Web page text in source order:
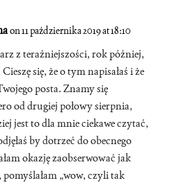
on 11 października 2019 at 18:10
z teraźniejszości, rok później,
się, że o tym napisałaś i że
posta. Znamy się
od drugiej połowy sierpnia,
jest to dla mnie ciekawe czytać,
by dotrzeć do obecnego
okazję zaobserwować jak
„wow, czyli tak